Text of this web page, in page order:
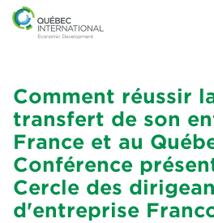
Comment réussir
transfert de son
France et au
Conférence
Cercle des
d'entreprise